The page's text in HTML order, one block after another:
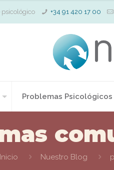
psicológico +34 91 420 17 00
Problemas Psicológicos
Inicio Nuestro Blog